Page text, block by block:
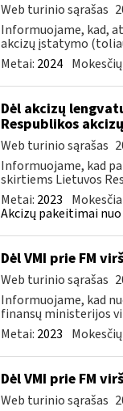
Web turinio sąrašas
Informuojame, kad,
akcizų įstatymo
Metai: 2024
Dėl akcizų
Respublikos
Web turinio sąrašas
Informuojame, kad
skirtiems Lietuvos
Metai: 2023
Akcizų pakeitimai nuo
Dėl VMI prie FM
Web turinio sąrašas
Informuojame, kad
finansų ministerijos
Metai: 2023
Dėl VMI prie FM
Web turinio sąrašas